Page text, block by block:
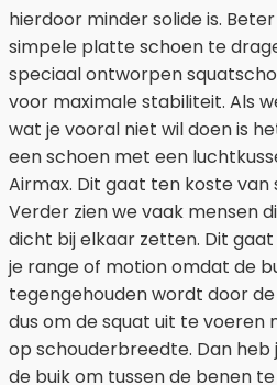
hierdoor minder solide is.
simpele platte schoen te
speciaal ontworpen
voor maximale stabiliteit. Als
wat je vooral niet wil doen is
een schoen met een
Airmax. Dit gaat ten koste van
Verder zien we vaak mensen
dicht bij elkaar zetten. Dit
je range of motion omdat de
tegengehouden wordt door
dus om de squat uit te voeren
op schouderbreedte. Dan heb
de buik om tussen de benen